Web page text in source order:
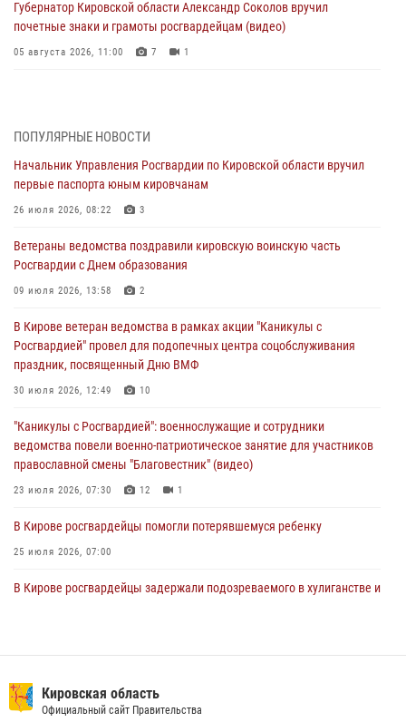
Губернатор Кировской области Александр Соколов вручил
почетные знаки и грамоты росгвардейцам (видео)
05 августа 2026, 11:00 7 1
04 августа 2026, 09:30
В Кирове росгвардейцы задержали подозреваемого в грабеже
03 августа 2026, 09:01
митинге в честь Дня воздушно-десантных войск
03 августа 2026, 08:45
магазина
02 августа 2026, 07:00
1 августа – День дежурной службы войск национальной гвардии
01 августа 2026, 09:39
ПОПУЛЯРНЫЕ НОВОСТИ
Начальник Управления Росгвардии по Кировской области вручил
первые паспорта юным кировчанам
26 июля 2026, 08:22 3
Ветераны ведомства поздравили кировскую воинскую часть
Росгвардии с Днем образования
09 июля 2026, 13:58 2
В Кирове ветеран ведомства в рамках акции "Каникулы с
Росгвардией" провел для подопечных центра соцобслуживания
праздник, посвященный Дню ВМФ
30 июля 2026, 12:49 10
"Каникулы с Росгвардией": военнослужащие и сотрудники
ведомства повели военно-патриотическое занятие для участников
православной смены "Благовестник" (видео)
23 июля 2026, 07:30 12 1
В Кирове росгвардейцы помогли потерявшемуся ребенку
25 июля 2026, 07:00
В Кирове росгвардейцы задержали подозреваемого в хулиганстве и
вневедомственную охрану и поступления в ведомственные вузы
22 июля 2026, 14:51 1 2
Кировская область
Официальный сайт Правительства